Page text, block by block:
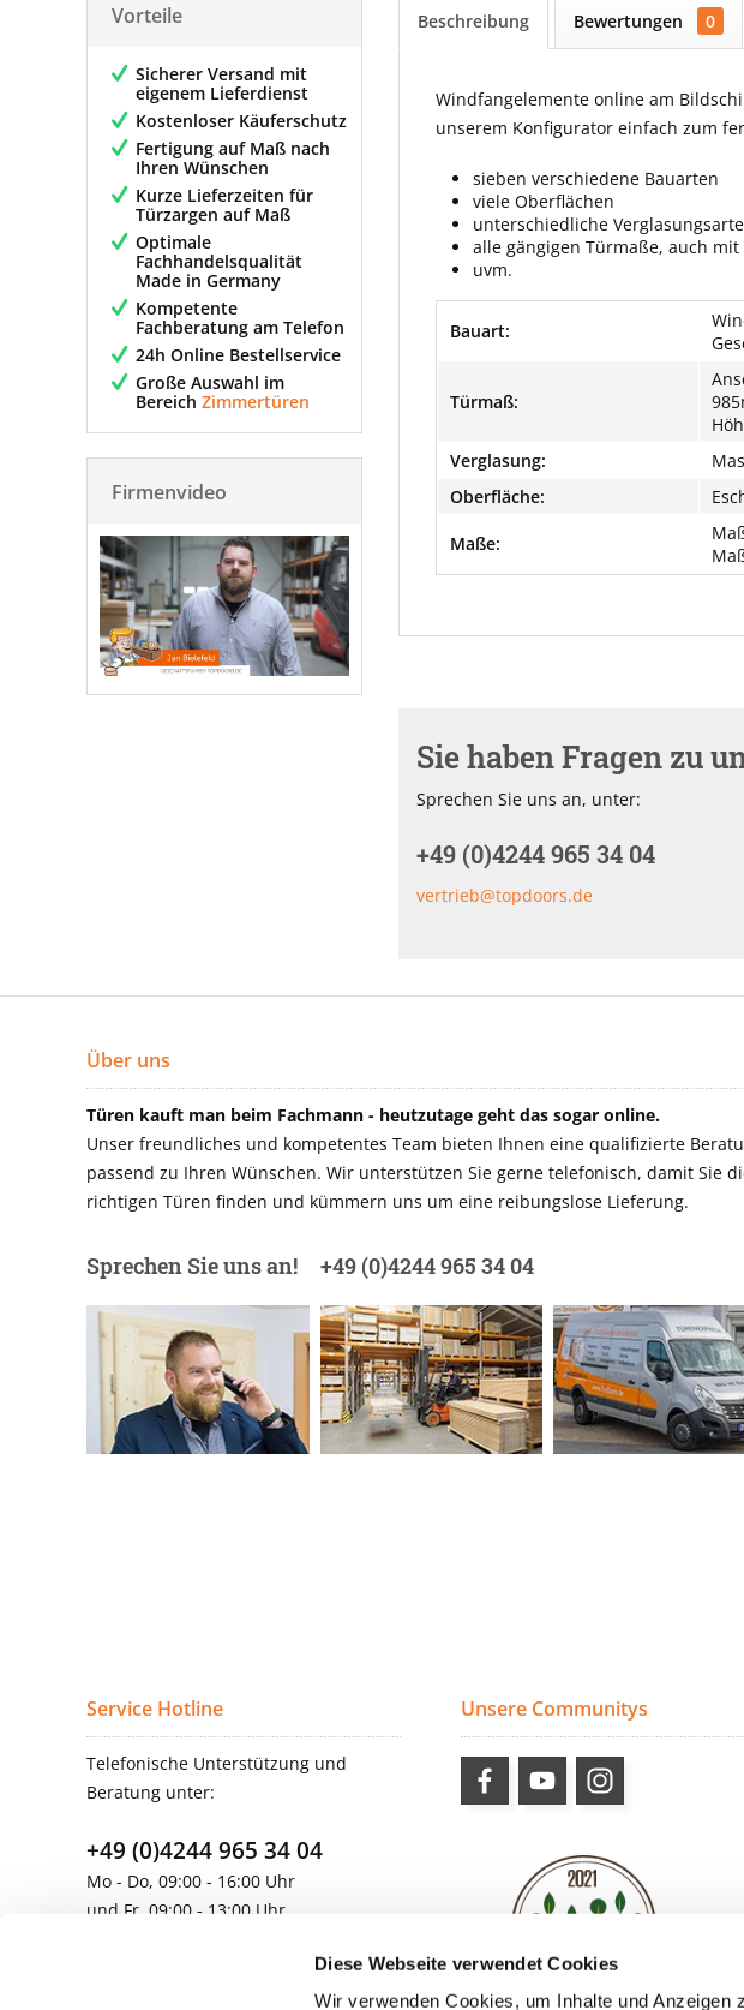
Diese Webseite verwendet Cookies
Wir verwenden Cookies, um Inhalte und
Vorteile
Sicherer Versand mit
eigenem Lieferdienst
Kostenloser Käuferschutz
Fertigung auf Maß nach
Ihren Wünschen
Kurze Lieferzeiten für
Türzargen auf Maß
Optimale
Fachhandelsqualität
Made in Germany
Kompetente
Fachberatung am Telefon
24h Online Bestellservice
Große Auswahl im
Bereich Zimmertüren
Firmenvideo
Beschreibung Bewertungen 0
Windfangelemente online am
unserem Konfigurator einfach zum
sieben verschiedene Bauarten
viele Oberflächen
unterschiedliche
alle gängigen Türmaße, auch
uvm.
Bauart:
Türmaß:
Verglasung:
Oberfläche:
Maße:
Sie haben Fragen zu
Sprechen Sie uns an, unter:
+49 (0)4244 965 34 04
vertrieb@topdoors.de
Über uns
Türen kauft man beim Fachmann - heutzutage geht das sogar online.
Unser freundliches und kompetentes Team bieten Ihnen eine qualifizierte
passend zu Ihren Wünschen. Wir unterstützen Sie gerne telefonisch, damit Sie
richtigen Türen finden und kümmern uns um eine reibungslose Lieferung.
Sprechen Sie uns an! +49 (0)4244 965 34 04
Service Hotline
Telefonische Unterstützung und
Beratung unter:
+49 (0)4244 965 34 04
Mo - Do, 09:00 - 16:00 Uhr
und Fr, 09:00 - 13:00 Uhr
Unsere Communitys